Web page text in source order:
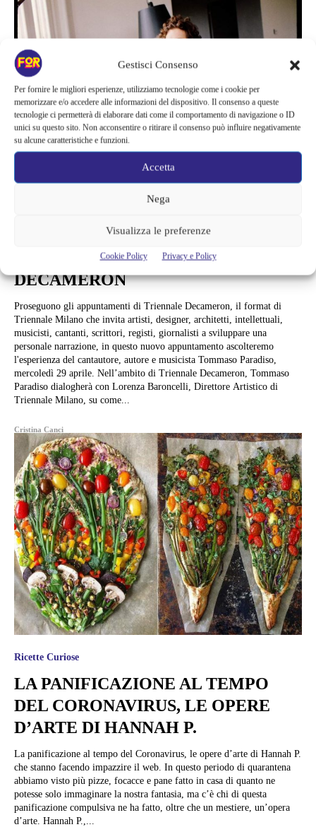
Gestisci Consenso
Per fornire le migliori esperienze, utilizziamo tecnologie come i cookie per
memorizzare e/o accedere alle informazioni del dispositivo. Il consenso a queste
tecnologie ci permetterà di elaborare dati come il comportamento di navigazione o ID
unici su questo sito. Non acconsentire o ritirare il consenso può influire negativamente
su alcune caratteristiche e funzioni.
Accetta
Nega
Visualizza le preferenze
Cookie Policy Privacy e Policy
TOMMASO PARADISO IN
DIALOGO A TRIENNALE
DECAMERON
Proseguono gli appuntamenti di Triennale Decameron, il format di
Triennale Milano che invita artisti, designer, architetti, intellettuali,
musicisti, cantanti, scrittori, registi, giornalisti a sviluppare una
personale narrazione, in questo nuovo appuntamento ascolteremo
l'esperienza del cantautore, autore e musicista Tommaso Paradiso,
mercoledì 29 aprile. Nell’ambito di Triennale Decameron, Tommaso
Paradiso dialogherà con Lorenza Baroncelli, Direttore Artistico di
Triennale Milano, su come...
Cristina Canci
Ricette Curiose
LA PANIFICAZIONE AL TEMPO
DEL CORONAVIRUS, LE OPERE
D’ARTE DI HANNAH P.
La panificazione al tempo del Coronavirus, le opere d’arte di Hannah P.
che stanno facendo impazzire il web. In questo periodo di quarantena
abbiamo visto più pizze, focacce e pane fatto in casa di quanto ne
potesse solo immaginare la nostra fantasia, ma c’è chi di questa
panificazione compulsiva ne ha fatto, oltre che un mestiere, un’opera
d’arte. Hannah P.,...